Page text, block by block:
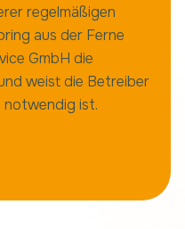
regelmäßigen
aus der Ferne
GmbH die
weist die Betreiber
notwendig ist.